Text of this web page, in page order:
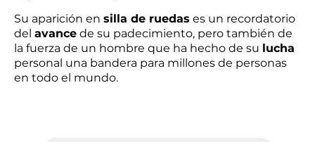
Su aparición en silla de ruedas es un recordatorio
del avance de su padecimiento, pero también de
la fuerza de un hombre que ha hecho de su lucha
personal una bandera para millones de personas
en todo el mundo.